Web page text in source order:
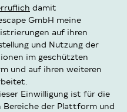
damit
GmbH meine
auf ihren
und Nutzung der
im geschützten
und auf ihren weiteren
Einwilligung ist für die
Bereiche der Plattform und